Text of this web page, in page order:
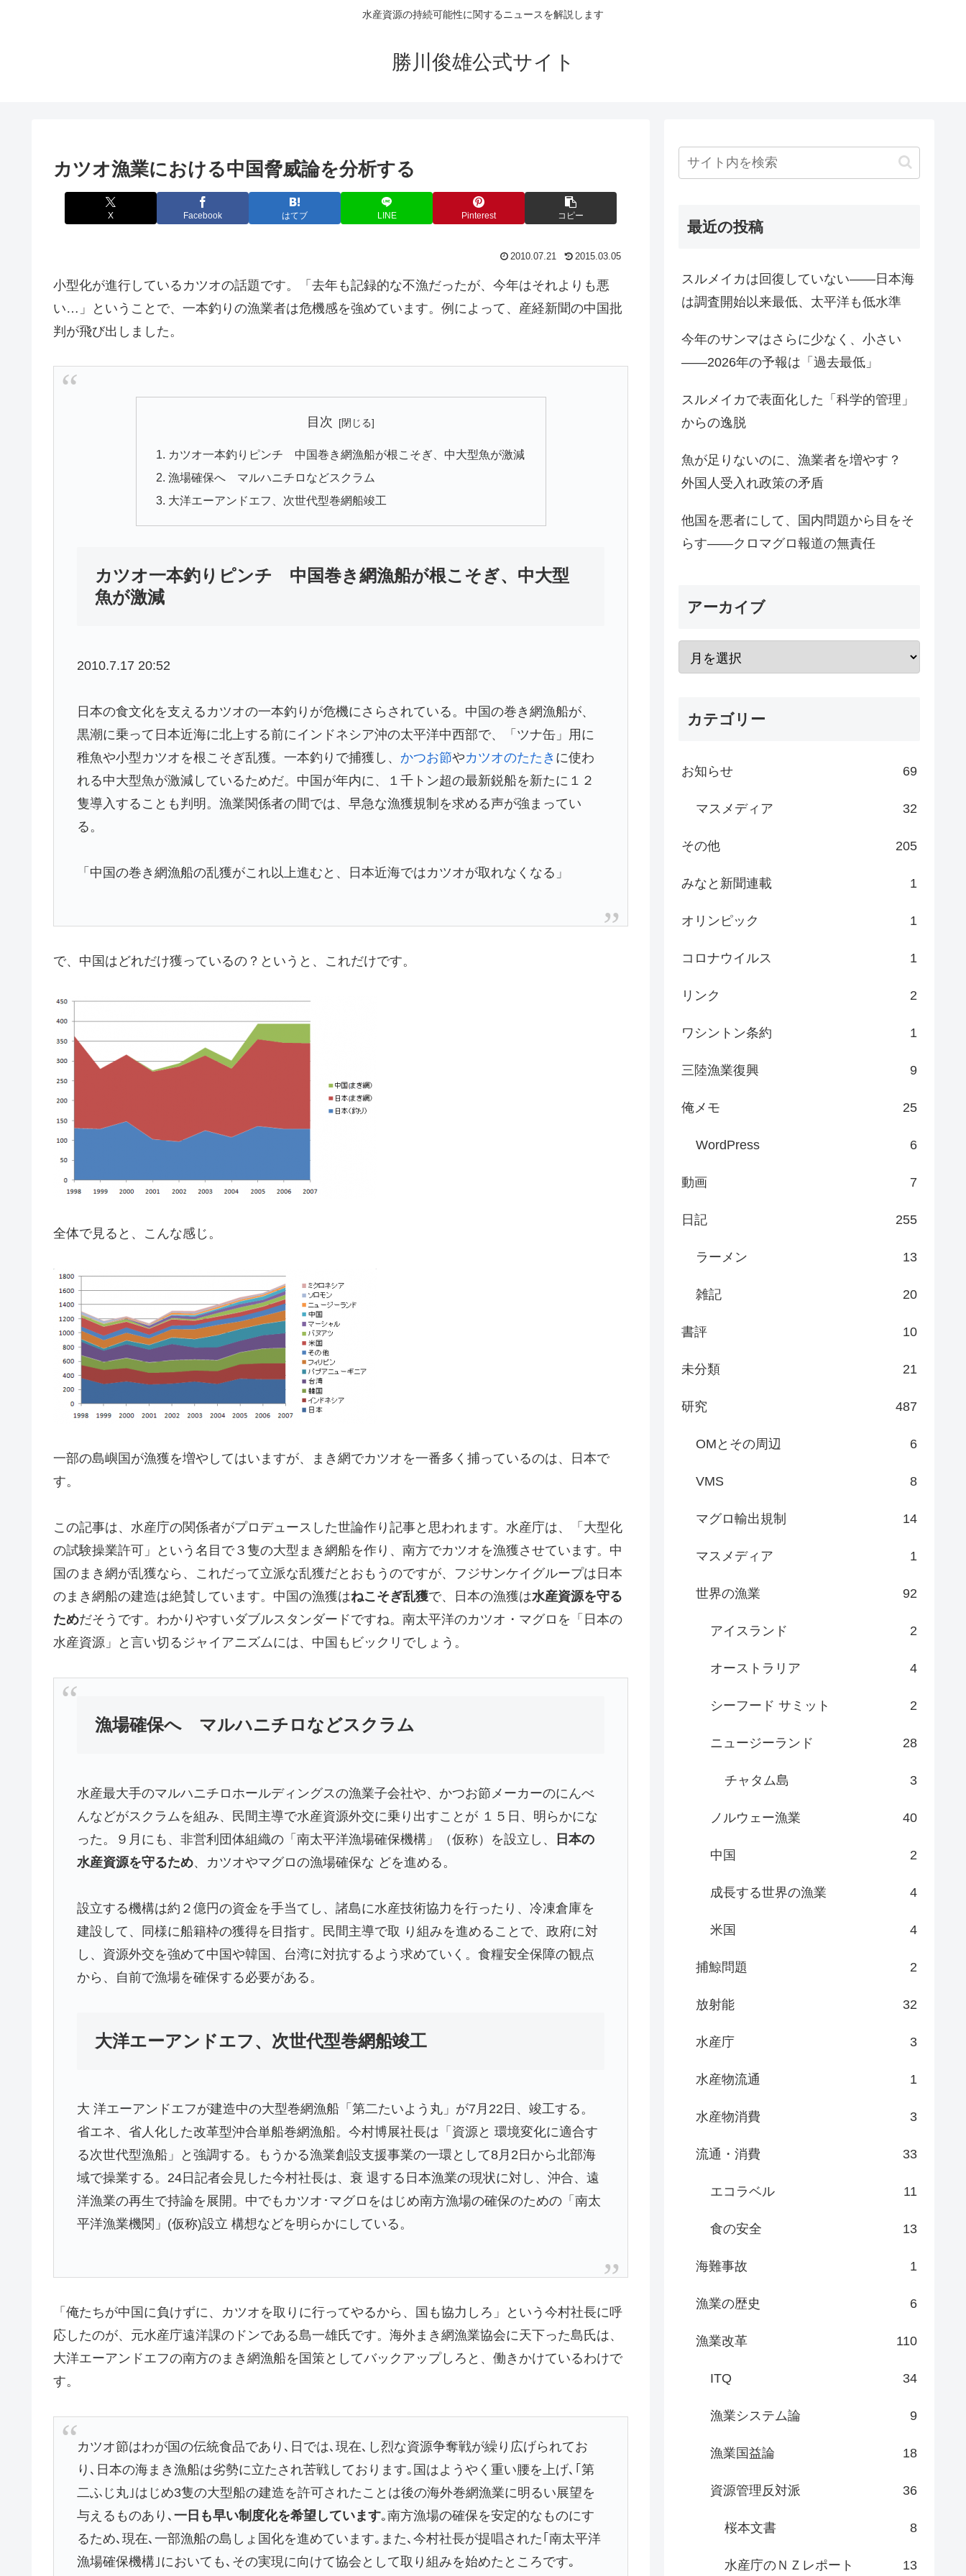
水産資源の持続可能性に関するニュースを解説します
勝川俊雄公式サイト
カツオ漁業における中国脅威論を分析する
X Facebook はてブ LINE Pinterest コピー
2010.07.21 2015.03.05
小型化が進行しているカツオの話題です。「去年も記録的な不漁だったが、今年はそれよりも悪
い…」ということで、一本釣りの漁業者は危機感を強めています。例によって、産経新聞の中国批
判が飛び出しました。
目次
カツオ一本釣りピンチ 中国巻き網漁船が根こそぎ、中大型魚が激減
漁場確保へ マルハニチロなどスクラム
大洋エーアンドエフ、次世代型巻網船竣工
カツオ一本釣りピンチ 中国巻き網漁船が根こそぎ、中大型
魚が激減
2010.7.17 20:52
日本の食文化を支えるカツオの一本釣りが危機にさらされている。中国の巻き網漁船が、
黒潮に乗って日本近海に北上する前にインドネシア沖の太平洋中西部で、「ツナ缶」用に
稚魚や小型カツオを根こそぎ乱獲。一本釣りで捕獲し、かつお節やカツオのたたき に使わ
れる中大型魚が激減しているためだ。中国が年内に、１千トン超の最新鋭船を新たに１２
隻導入することも判明。漁業関係者の間では、早急な漁獲規制を求める声が強まってい
る。
「中国の巻き網漁船の乱獲がこれ以上進むと、日本近海ではカツオが取れなくなる」
で、中国はどれだけ獲っているの？というと、これだけです。
全体で見ると、こんな感じ。
一部の島嶼国が漁獲を増やしてはいますが、まき網でカツオを一番多く捕っているのは、日本で
す。
この記事は、水産庁の関係者がプロデュースした世論作り記事と思われます。水産庁は、「大型化
の試験操業許可」という名目で３隻の大型まき網船を作り、南方でカツオを漁獲させています。中
国のまき網が乱獲なら、これだって立派な乱獲だとおもうのですが、フジサンケイグループは日本
のまき網船の建造は絶賛しています。中国の漁獲はねこそぎ乱獲で、日本の漁獲は水産資源を守る
ためだそうです。わかりやすいダブルスタンダードですね。南太平洋のカツオ・マグロを「日本の
水産資源」と言い切るジャイアニズムには、中国もビックリでしょう。
漁場確保へ マルハニチロなどスクラム
水産最大手のマルハニチロホールディングスの漁業子会社や、かつお節メーカーのにんべ
んなどがスクラムを組み、民間主導で水産資源外交に乗り出すことが １５日、明らかにな
った。９月にも、非営利団体組織の「南太平洋漁場確保機構」（仮称）を設立し、
日本の
水産資源を守るため、カツオやマグロの漁場確保な どを進める。
設立する機構は約２億円の資金を手当てし、諸島に水産技術協力を行ったり、冷凍倉庫を
建設して、同様に船籍枠の獲得を目指す。民間主導で取 り組みを進めることで、政府に対
し、資源外交を強めて中国や韓国、台湾に対抗するよう求めていく。食糧安全保障の観点
から、自前で漁場を確保する必要がある。
大洋エーアンドエフ、次世代型巻網船竣工
大 洋エーアンドエフが建造中の大型巻網漁船「第二たいよう丸」が7月22日、竣工する。
省エネ、省人化した改革型沖合単船巻網漁船。今村博展社長は「資源と 環境変化に適合す
る次世代型漁船」と強調する。もうかる漁業創設支援事業の一環として8月2日から北部海
域で操業する。24日記者会見した今村社長は、衰 退する日本漁業の現状に対し、沖合、遠
洋漁業の再生で持論を展開。中でもカツオ･マグロをはじめ南方漁場の確保のための「南太
平洋漁業機関」(仮称)設立 構想などを明らかにしている。
「俺たちが中国に負けずに、カツオを取りに行ってやるから、国も協力しろ」という今村社長に呼
応したのが、元水産庁遠洋課のドンである島一雄氏です。海外まき網漁業協会に天下った島氏は、
大洋エーアンドエフの南方のまき網漁船を国策としてバックアップしろと、働きかけているわけで
す。
カツオ節はわが国の伝統食品であり､日では､現在､し烈な資源争奪戦が繰り広げられてお
り､日本の海まき漁船は劣勢に立たされ苦戦しております｡国はようやく重い腰を上げ､｢第
二ふじ丸｣はじめ3隻の大型船の建造を許可されたことは後の海外巻網漁業に明るい展望を
与えるものあり､一日も早い制度化を希望しています｡南方漁場の確保を安定的なものにす
るため､現在､一部漁船の島しょ国化を進めています｡また､今村社長が提唱された｢南太平洋
漁場確保機構｣においても､その実現に向けて協会として取り組みを始めたところです｡
最近の投稿
スルメイカは回復していない――日本海
は調査開始以来最低、太平洋も低水準
今年のサンマはさらに少なく、小さい
――2026年の予報は「過去最低」
スルメイカで表面化した「科学的管理」
からの逸脱
魚が足りないのに、漁業者を増やす？
外国人受入れ政策の矛盾
他国を悪者にして、国内問題から目をそ
らす――クロマグロ報道の無責任
アーカイブ
カテゴリー
お知らせ 69
マスメディア 32
その他 205
みなと新聞連載 1
オリンピック 1
コロナウイルス 1
リンク 2
ワシントン条約 1
三陸漁業復興 9
俺メモ 25
WordPress 6
動画 7
日記 255
ラーメン 13
雑記 20
書評 10
未分類 21
研究 487
OMとその周辺 6
VMS 8
マグロ輸出規制 14
マスメディア 1
世界の漁業 92
アイスランド 2
オーストラリア 4
シーフード サミット 2
ニュージーランド 28
チャタム島 3
ノルウェー漁業 40
中国 2
成長する世界の漁業 4
米国 4
捕鯨問題 2
放射能 32
水産庁 3
水産物流通 1
水産物消費 3
流通・消費 33
エコラベル 11
食の安全 13
海難事故 1
漁業の歴史 6
漁業改革 110
ITQ 34
漁業システム論 9
漁業国益論 18
資源管理反対派 36
桜本文書 8
水産庁のＮＺレポート 13